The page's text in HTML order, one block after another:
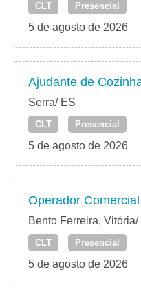
CLT Presencial
5 de agosto de 2026
Ajudante de
Serra/ ES
CLT Presencial
5 de agosto de 2026
Operador
Bento Ferreira, Vitória/
CLT Presencial
5 de agosto de 2026